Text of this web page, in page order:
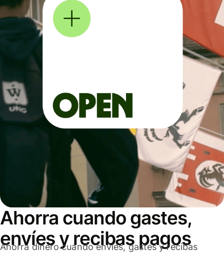
Ahorra cuando gastes,
envíes y recibas pagos
Ahorra dinero cuando envíes, gastes y recibas